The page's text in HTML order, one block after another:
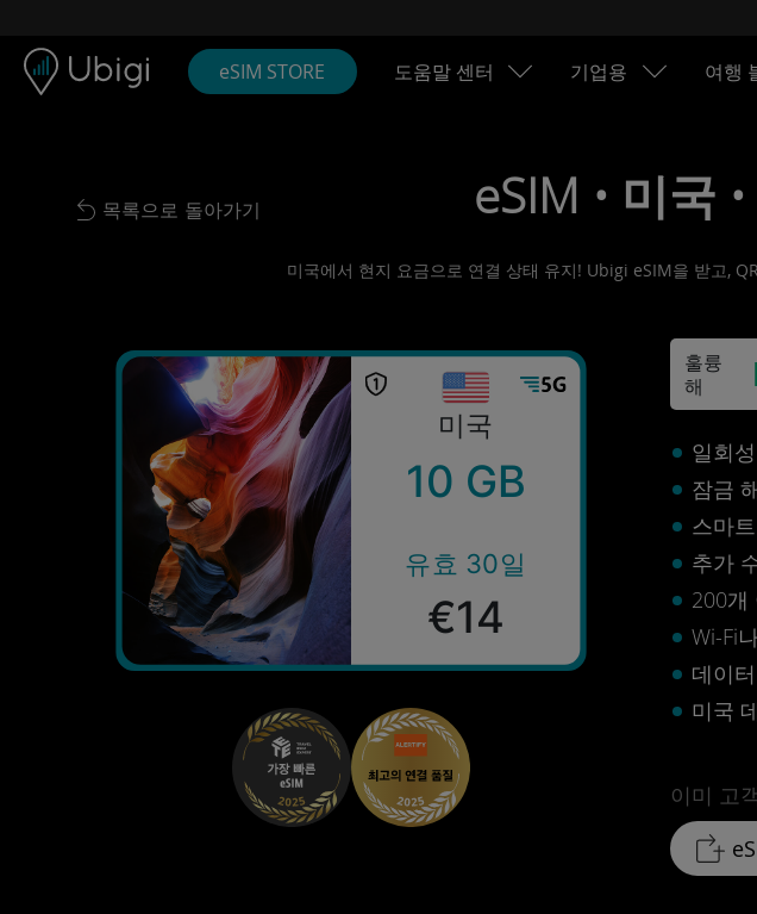
eSIM STORE 도움말 센터 기업용 여행
Back to list
목록으로 돌아가기 eSIM • 미국
미국에서 현지 요금으로 연결 상태 유지! Ubigi eSIM을 받고,
미국
10 GB
유효 30일
€14
훌륭
해
일회
잠금
스마
추가
200개
Wi-Fi
데이
미국
이미 고